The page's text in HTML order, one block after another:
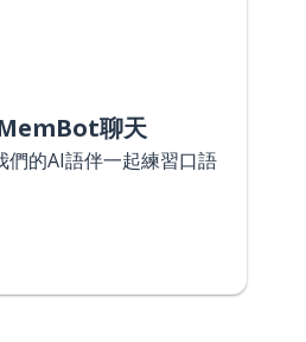
聊天
們的AI語伴一起練習口語